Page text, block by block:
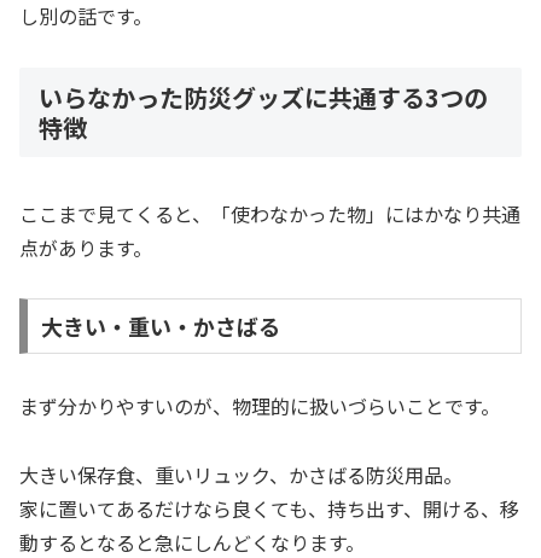
し別の話です。
いらなかった防災グッズに共通する3つの
特徴
ここまで見てくると、「使わなかった物」にはかなり共通
点があります。
大きい・重い・かさばる
まず分かりやすいのが、物理的に扱いづらいことです。
大きい保存食、重いリュック、かさばる防災用品。
家に置いてあるだけなら良くても、持ち出す、開ける、移
動するとなると急にしんどくなります。